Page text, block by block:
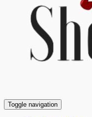
Toggle navigation